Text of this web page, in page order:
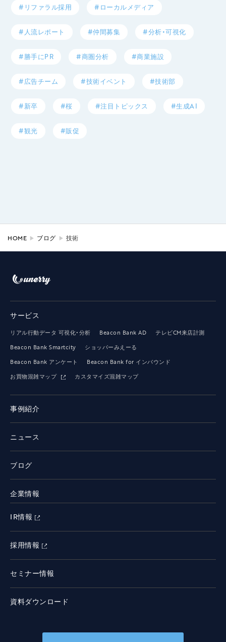
#リファラル採用 #ローカルメディア
#人流レポート #仲間募集 #分析・可視化
#勝手にPR #商圏分析 #商業施設
#広告チーム #技術イベント #技術部
#新卒 #桜 #注目トピックス #生成AI
#観光 #販促
HOME ブログ 技術
サービス
リアル行動データ 可視化・分析 Beacon Bank AD
テレビCM来店計測
Beacon Bank Smartcity
ショッパーみえーる
Beacon Bank アンケート
Beacon Bank for インバウンド
お買物混雑マップ
カスタマイズ混雑マップ
事例紹介
ニュース
ブログ
企業情報
IR情報
採用情報
セミナー情報
資料ダウンロード